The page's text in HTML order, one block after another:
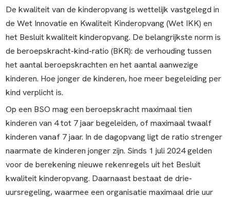
De kwaliteit van de kinderopvang is wettelijk vastgelegd in
de Wet Innovatie en Kwaliteit Kinderopvang (Wet IKK) en
het Besluit kwaliteit kinderopvang. De belangrijkste norm is
de beroepskracht-kind-ratio (BKR): de verhouding tussen
het aantal beroepskrachten en het aantal aanwezige
kinderen. Hoe jonger de kinderen, hoe meer begeleiding per
kind verplicht is.
Op een BSO mag een beroepskracht maximaal tien
kinderen van 4 tot 7 jaar begeleiden, of maximaal twaalf
kinderen vanaf 7 jaar. In de dagopvang ligt de ratio strenger
naarmate de kinderen jonger zijn. Sinds 1 juli 2024 gelden
voor de berekening nieuwe rekenregels uit het Besluit
kwaliteit kinderopvang. Daarnaast bestaat de drie-
uursregeling, waarmee een organisatie maximaal drie uur